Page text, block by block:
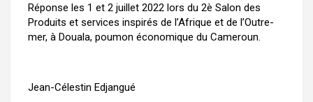
Réponse les 1 et 2 juillet 2022 lors du 2è Salon des
Produits et services inspirés de l’Afrique et de l’Outre-
mer, à Douala, poumon économique du Cameroun.
Jean-Célestin Edjangué